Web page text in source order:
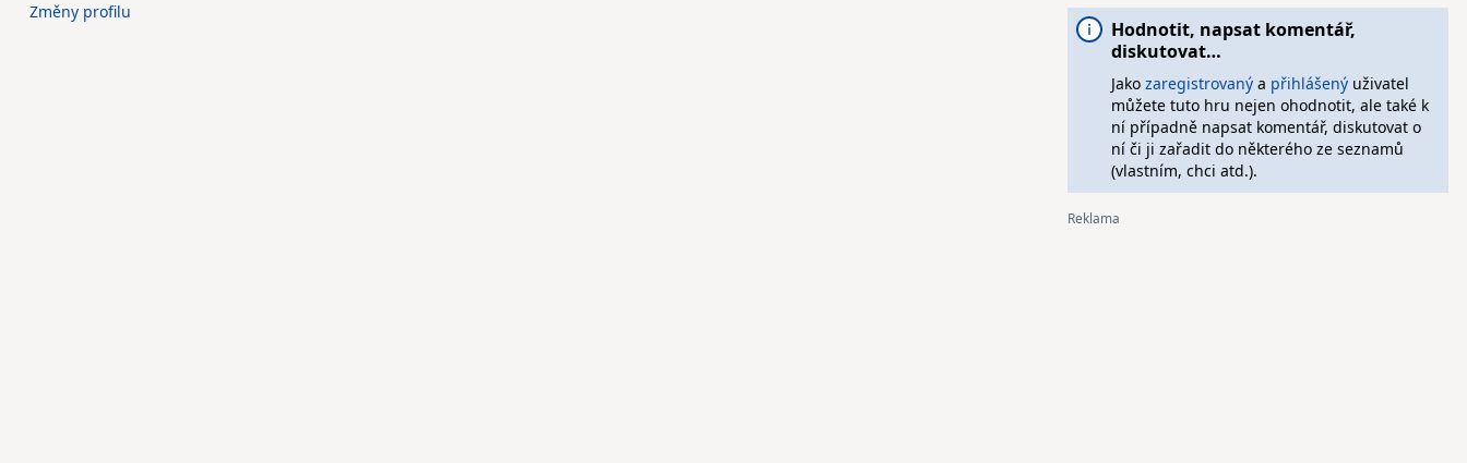
Změny profilu
Hodnotit, napsat komentář,
diskutovat…
Jako zaregistrovanýa přihlášenýuživatel
můžete tuto hru nejen ohodnotit, ale také k
ní případně napsat komentář, diskutovat o
ní či ji zařadit do některého ze seznamů
(vlastním, chci atd.).